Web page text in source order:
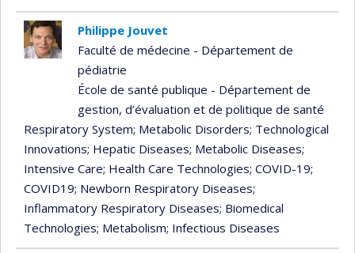
Philippe Jouvet
Faculté de médecine - Département de
pédiatrie
École de santé publique - Département de
gestion, d’évaluation et de politique de santé
Respiratory System; Metabolic Disorders; Technological
Innovations; Hepatic Diseases; Metabolic Diseases;
Intensive Care; Health Care Technologies; COVID-19;
COVID19; Newborn Respiratory Diseases;
Inflammatory Respiratory Diseases; Biomedical
Technologies; Metabolism; Infectious Diseases